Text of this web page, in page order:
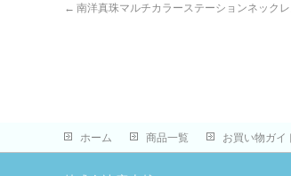
← 南洋真珠マルチカラーステーションネック
ホーム 商品一覧 お買い物ガイ